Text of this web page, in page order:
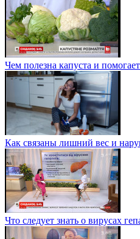
Чем полезна капуста и
Как связаны лишний вес и
Что следует знать о вирусах